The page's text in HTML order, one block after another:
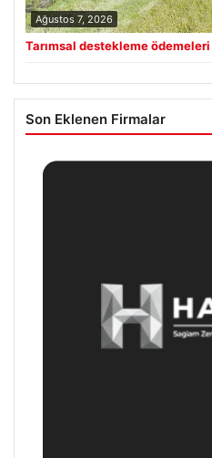
Ağustos 7, 2026
Tarımsal destekleme
Son Eklenen Firmalar